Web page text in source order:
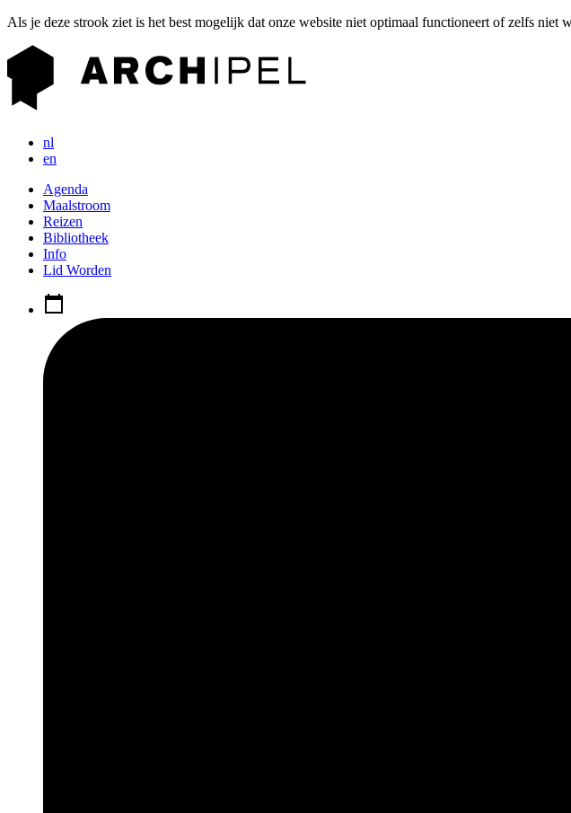
Als je deze strook ziet is het best mogelijk dat onze website niet optimaal functioneert of zelfs niet
nl
en
Agenda
Maalstroom
Reizen
Bibliotheek
Info
Lid Worden